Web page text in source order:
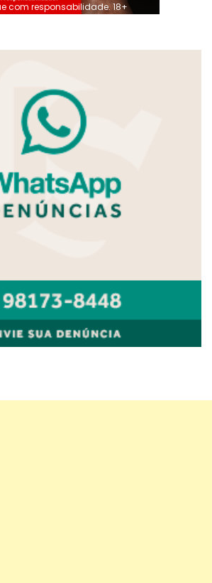
com responsabilidade. 18+